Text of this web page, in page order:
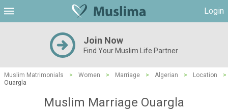
Login
Join Now
Find Your Muslim Life Partner
Muslim Matrimonials > Women > Marriage > Algerian > Location
>
Ouargla
Muslim Marriage Ouargla